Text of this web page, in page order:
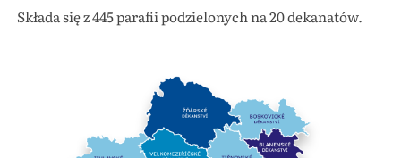
Składa się z 445 parafii podzielonych na 20 dekanatów.